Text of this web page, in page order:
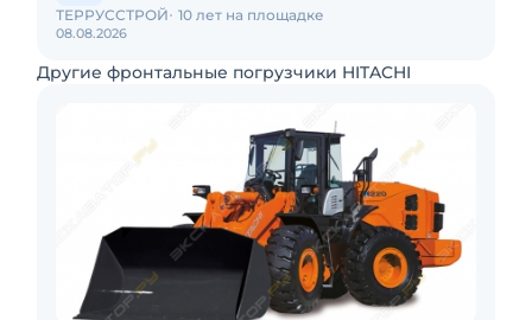
08.08.2026
ТЕРРУССТРОЙ 10 лет на площадке
Другие фронтальные погрузчики HITACHI